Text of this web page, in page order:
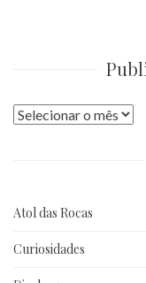
Publicações
Atol das Rocas
Curiosidades